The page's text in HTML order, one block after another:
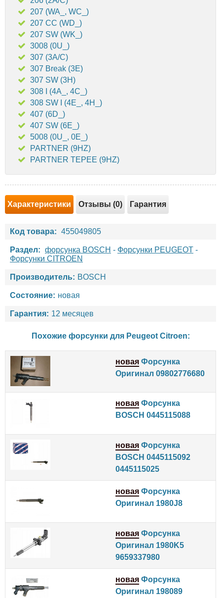
207 (WA_, WC_)
207 CC (WD_)
207 SW (WK_)
3008 (0U_)
307 (3A/C)
307 Break (3E)
307 SW (3H)
308 I (4A_, 4C_)
308 SW I (4E_, 4H_)
407 (6D_)
407 SW (6E_)
5008 (0U_, 0E_)
PARTNER (9HZ)
PARTNER TEPEE (9HZ)
Характеристики Отзывы (0) Гарантия
Код товара: 455049805
Раздел: форсунка BOSCH - Форсунки PEUGEOT -
Форсунки CITROEN
Производитель: BOSCH
Состояние: новая
Гарантия: 12 месяцев
Похожие форсунки для Peugeot Citroen:
новая Форсунка
Оригинал 09802776680
новая Форсунка
BOSCH 0445115088
новая Форсунка
BOSCH 0445115092
0445115025
новая Форсунка
Оригинал 1980J8
новая Форсунка
Оригинал 1980K5
9659337980
новая Форсунка
Оригинал 198089